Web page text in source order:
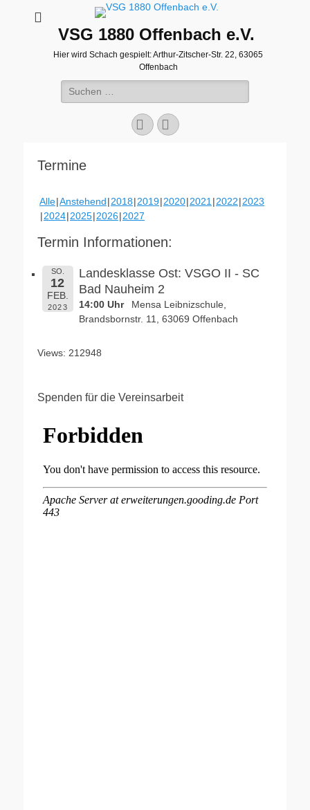
VSG 1880 Offenbach e.V.
Hier wird Schach gespielt: Arthur-Zitscher-Str. 22, 63065
Offenbach
Suche
nach:
FacebookWordPress
Termine
Alle Anstehend 2018 2019 2020 2021 2022 2023
2024 2025 2026 2027
Termin Informationen:
SO.
12
FEB.
2023
Landesklasse Ost: VSGO II - SC
Bad Nauheim 2
14:00 Uhr
Mensa Leibnizschule,
Brandsbornstr. 11, 63069 Offenbach
Views: 212948
Spenden für die Vereinsarbeit